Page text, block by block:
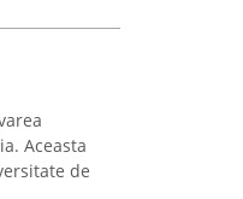
Aceasta
de